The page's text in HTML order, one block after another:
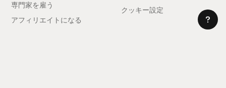
専門家を雇う
アフィリエイトになる
クッキー設定